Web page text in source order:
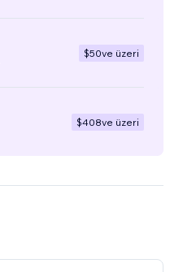
$50ve üzeri
$408ve üzeri